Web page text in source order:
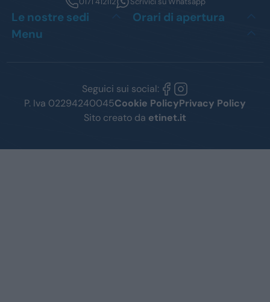
Le nostre sedi
Orari di apertura
Menu
Seguici sui social:
P. Iva 02294240045Cookie PolicyPrivacy Policy
Sito creato da etinet.it